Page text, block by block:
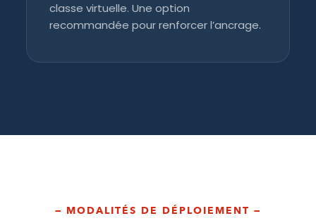
classe virtuelle. Une option
recommandée pour renforcer l’ancrage.
— MODALITÉS DE DÉPLOIEMENT —